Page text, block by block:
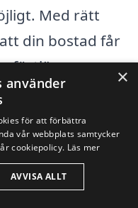
Med rätt
din bostad får
förtjänar.
städer som kan
i
av de städer
×
använder
för att förbättra
vår webbplats samtycker
cookiepolicy. Läs mer
AVVISA ALLT